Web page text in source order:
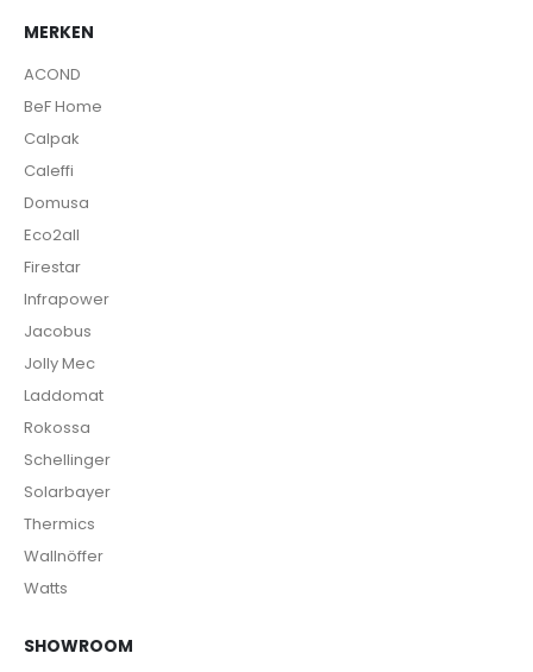
MERKEN
ACOND
BeF Home
Calpak
Caleffi
Domusa
Eco2all
Firestar
Infrapower
Jacobus
Jolly Mec
Laddomat
Rokossa
Schellinger
Solarbayer
Thermics
Wallnöffer
Watts
SHOWROOM